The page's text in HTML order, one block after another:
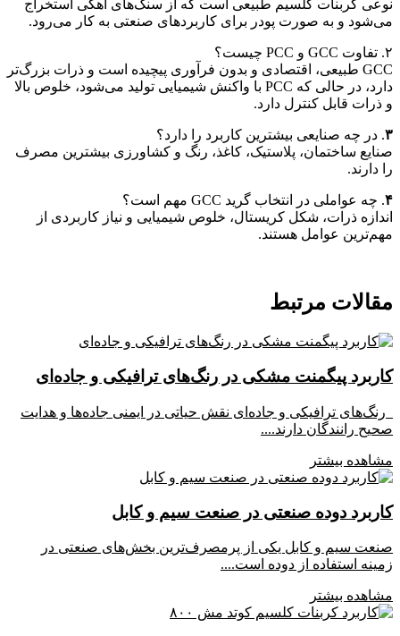
کربنات کلسیم طبیعی است که از سنگ‌های آهکی استخراج
و به صورت پودر برای کاربردهای صنعتی به کار می‌رود.
GCC طبیعی، اقتصادی و بدون فرآوری پیچیده است و ذرات بزرگ‌تر
دارد، در حالی که PCC با واکنش شیمیایی تولید می‌شود، خلوص بالا
قابل کنترل دارد.
. در چه صنایعی بیشترین کاربرد را دارد؟
ساختمان، پلاستیک، کاغذ، رنگ و کشاورزی بیشترین مصرف
دارند.
. چه عواملی در انتخاب گرید GCC مهم است؟
ذرات، شکل کریستال، خلوص شیمیایی و نیاز کاربردی از
عوامل هستند.
مرتبط
پیگمنت مشکی در رنگ‌های ترافیکی و جاده‌ای
ترافیکی و جاده‌ای نقش حیاتی در ایمنی جاده‌ها و هدایت
رانندگان دارند....
بیشتر
دوده صنعتی در صنعت سیم و کابل
سیم و کابل یکی از پرمصرف‌ترین بخش‌های صنعتی در
استفاده از دوده است....
بیشتر